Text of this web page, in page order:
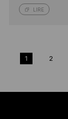
LIRE
1 2